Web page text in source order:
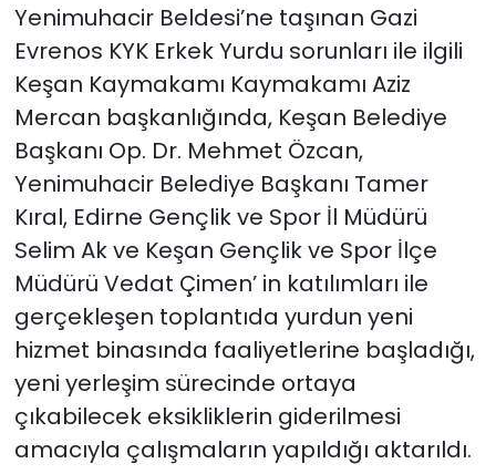
Yenimuhacir Beldesi’ne taşınan Gazi
Evrenos KYK Erkek Yurdu sorunları ile ilgili
Keşan Kaymakamı Kaymakamı Aziz
Mercan başkanlığında, Keşan Belediye
Başkanı Op. Dr. Mehmet Özcan,
Yenimuhacir Belediye Başkanı Tamer
Kıral, Edirne Gençlik ve Spor İl Müdürü
Selim Ak ve Keşan Gençlik ve Spor İlçe
Müdürü Vedat Çimen’ in katılımları ile
gerçekleşen toplantıda yurdun yeni
hizmet binasında faaliyetlerine başladığı,
yeni yerleşim sürecinde ortaya
çıkabilecek eksikliklerin giderilmesi
amacıyla çalışmaların yapıldığı aktarıldı.